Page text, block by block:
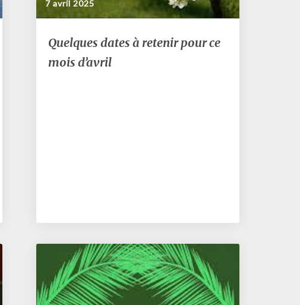
7 avril 2025
Quelques
dates
à
Quelques dates à retenir pour ce
mois d’avril